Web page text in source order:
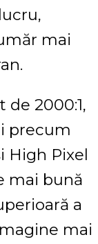
mai
2000:1,
precum
High Pixel
mai bună
a
mai